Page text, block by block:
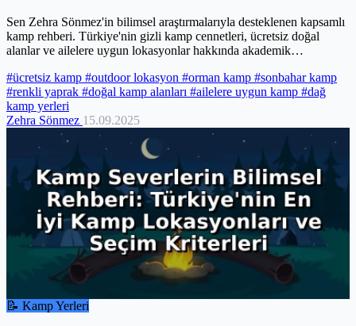
Sen Zehra Sönmez'in bilimsel araştırmalarıyla desteklenen kapsamlı
kamp rehberi. Türkiye'nin gizli kamp cennetleri, ücretsiz doğal
alanlar ve ailelere uygun lokasyonlar hakkında akademik
#ücretsiz kamp #outdoor lokasyon #orman kamp #sonbahar kamp
#renkli yaprak #doğal kamp alanları #ailelere uygun kamp #dağ
kamp yerleri
Zehra Sönmez 15.09.2025
📝 Kamp Yerleri